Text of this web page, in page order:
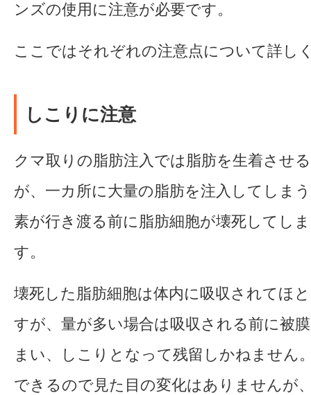
ンズの使用に注意が必要です。
ここではそれぞれの注意点について詳し
しこりに注意
クマ取りの脂肪注入では脂肪を生着させ
が、一カ所に大量の脂肪を注入してしま
素が行き渡る前に脂肪細胞が壊死してし
す。
壊死した脂肪細胞は体内に吸収されてほ
すが、量が多い場合は吸収される前に被
まい、しこりとなって残留しかねません
できるので見た目の変化はありませんが